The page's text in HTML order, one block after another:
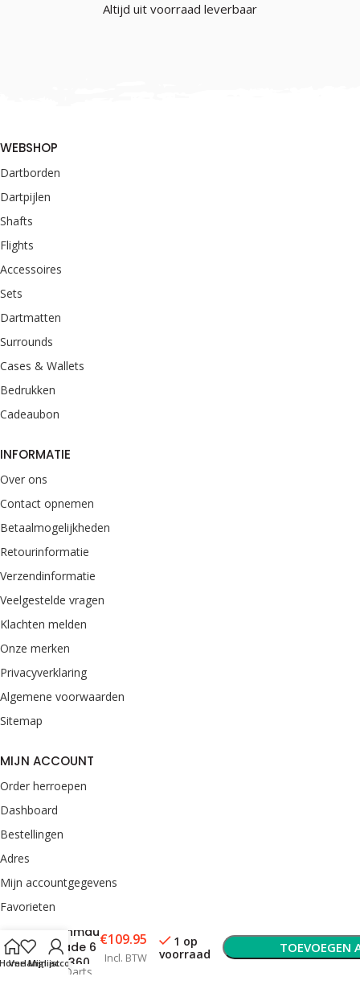
Altijd uit voorraad leverbaar
WEBSHOP
Dartborden
Dartpijlen
Shafts
Flights
Accessoires
Sets
Dartmatten
Surrounds
Cases & Wallets
Bedrukken
Cadeaubon
INFORMATIE
Over ons
Contact opnemen
Betaalmogelijkheden
Retourinformatie
Verzendinformatie
Veelgestelde vragen
Klachten melden
Onze merken
Privacyverklaring
Algemene voorwaarden
Sitemap
MIJN ACCOUNT
Order herroepen
Dashboard
Bestellingen
Adres
Mijn accountgegevens
Favorieten
CONTACT
van Rooij Darts
Winmau
Blade 6
TC360
€109.95
Incl. BTW
1 op
voorraad
TOEVOEGEN
Verlanglijst
Mijn account